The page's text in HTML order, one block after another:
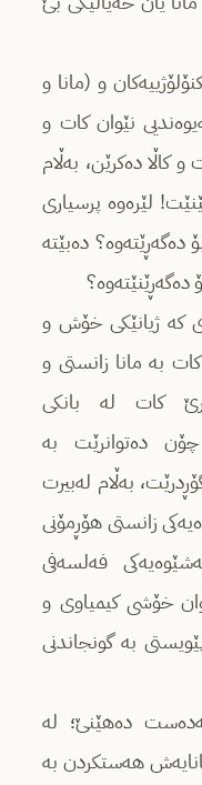
و (مانا و
نێوان کات و
کاڵا دەكرێن، بەڵام
لێرەوە پرسیاری
دەبێتە
كە ژیانێکی خۆش و
بە مانا زانستی و
كات لە بانکی
چۆن دەتوانرێت بە
بەڵام لەبیرت
زانستی هۆڕمۆنی
فەلسەفی
خۆشی كیمیاوی و
بە گونجاندنی
دەهێنێ؛ لە
هەستكردن بە